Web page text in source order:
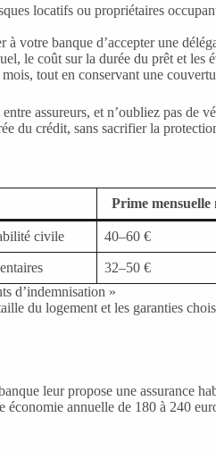
locatifs ou propriétaires
votre banque d’accepter une
le coût sur la durée du prêt et les
tout en conservant une
assureurs, et n’oubliez pas de
du crédit, sans sacrifier la
Prime mensuelle
civile 40–60 €
32–50 €
d’indemnisation »
du logement et les garanties
leur propose une assurance
annuelle de 180 à 240